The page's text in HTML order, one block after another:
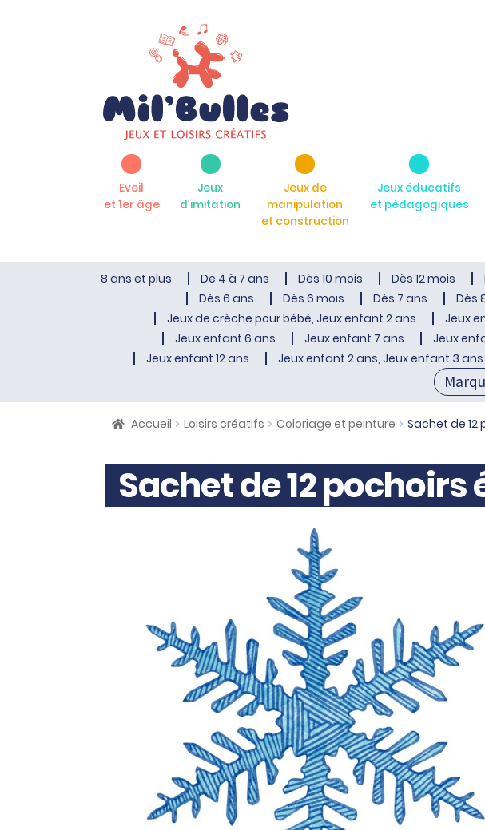
Eveil
et 1er âge
Jeux
d’imitation
Jeux de
manipulation
et construction
Jeux éducatifs
et pédagogiques
8 ans et plus De 4 à 7 ans Dès 10 mois Dès 12 mois
Dès 6 ans
Dès 6 mois Dès 7 ans Dès
Jeux de crèche pour bébé, Jeux enfant 2 ans
Jeux
Jeux enfant 6 ans
Jeux enfant 7 ans Jeux
Jeux enfant 12 ans
Jeux enfant 2 ans, Jeux enfant 3 ans
Accueil Loisirs créatifs Coloriage et peinture Sachet de 12
Sachet de 12 pochoirs